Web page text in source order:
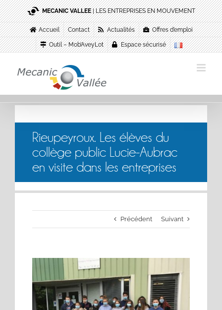
Passer
au
contenu
MECANIC VALLEE| LES ENTREPRISES EN MOUVEMENT
Accueil Contact Actualités Offres d’emploi
Outil – Mob’AveyLot Espace sécurisé
Rieupeyroux. Les élèves du
collège public Lucie-Aubrac
en visite dans les entreprises
Précédent Suivant
agrandie